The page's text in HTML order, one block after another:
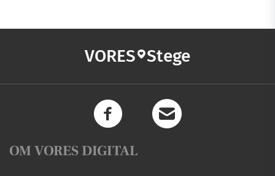
VORES Stege
OM VORES DIGITAL